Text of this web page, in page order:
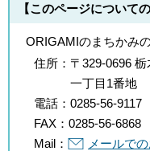
【このページについて
ORIGAMIのまちかみ
住所： 〒329-0696
一丁目1番地
電話： 0285-56-9117
FAX： 0285-56-6868
Mail：
メールで